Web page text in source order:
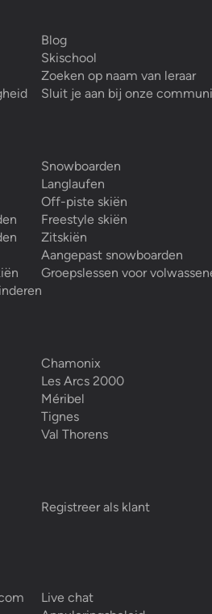
Blog
Skischool
Zoeken op naam van leraar
Sluit je aan bij onze
Snowboarden
Langlaufen
Off-piste skiën
Freestyle skiën
Zitskiën
Aangepast snowboarden
Groepslessen voor
Chamonix
Les Arcs 2000
Méribel
Tignes
Val Thorens
Registreer als klant
Live chat